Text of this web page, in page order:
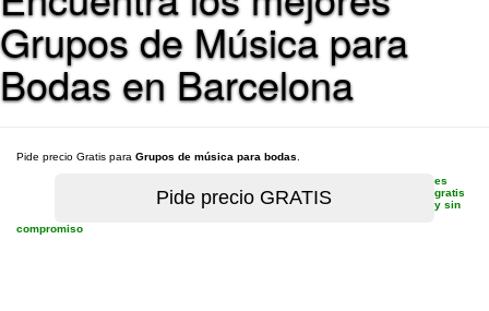
Grupos de Música para
Bodas en Barcelona
Pide precio Gratis para Grupos de música para bodas
es
gratis
y sin
compromiso